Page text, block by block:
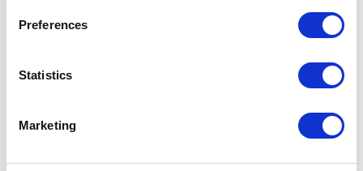
Preferences
Statistics
Marketing
Для компании Rimadesio швейцарский
рынок – это рынок роста с высоким
потенциалом: новый монобрендовый шоу-
рум преследует цель стать местом встречи